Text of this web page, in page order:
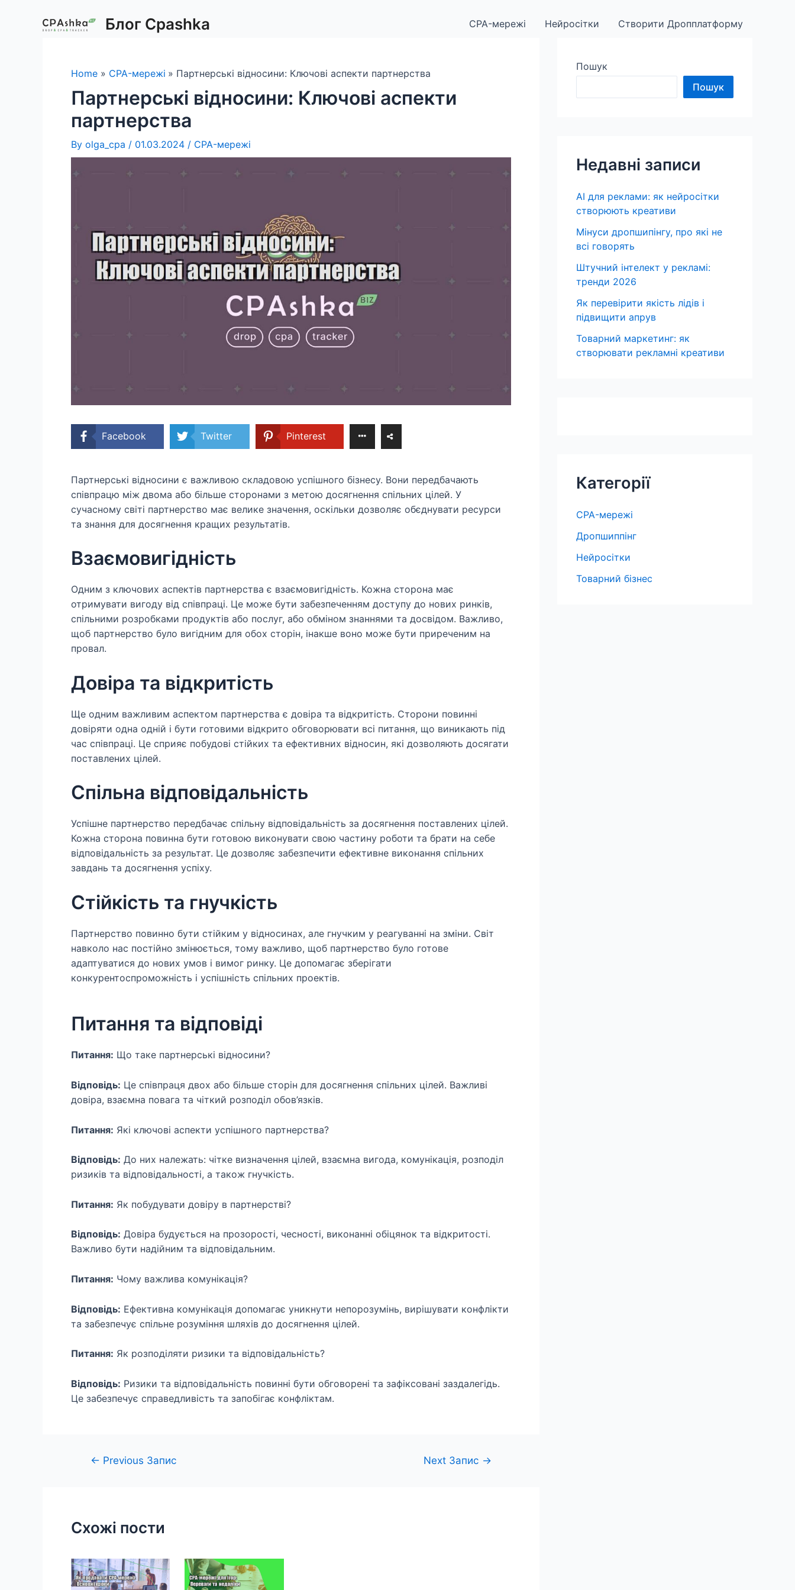
Блог Cpashka CPA-мережі Нейросітки Створити Дропплатформу
Home CPA-мережі Партнерські відносини: Ключові аспекти партнерства
Партнерські відносини: Ключові аспекти
партнерства
By olga_cpa / 01.03.2024 / CPA-мережі
Facebook Twitter Pinterest
Партнерські відносини є важливою складовою успішного бізнесу. Вони передбачають
співпрацю між двома або більше сторонами з метою досягнення спільних цілей. У
сучасному світі партнерство має велике значення, оскільки дозволяє обєднувати ресурси
та знання для досягнення кращих результатів.
Взаємовигідність
Одним з ключових аспектів партнерства є взаємовигідність. Кожна сторона має
отримувати вигоду від співпраці. Це може бути забезпеченням доступу до нових ринків,
спільними розробками продуктів або послуг, або обміном знаннями та досвідом. Важливо,
щоб партнерство було вигідним для обох сторін, інакше воно може бути приреченим на
провал.
Довіра та відкритість
Ще одним важливим аспектом партнерства є довіра та відкритість. Сторони повинні
довіряти одна одній і бути готовими відкрито обговорювати всі питання, що виникають під
час співпраці. Це сприяє побудові стійких та ефективних відносин, які дозволяють досягати
поставлених цілей.
Спільна відповідальність
Успішне партнерство передбачає спільну відповідальність за досягнення поставлених цілей.
Кожна сторона повинна бути готовою виконувати свою частину роботи та брати на себе
відповідальність за результат. Це дозволяє забезпечити ефективне виконання спільних
завдань та досягнення успіху.
Стійкість та гнучкість
Партнерство повинно бути стійким у відносинах, але гнучким у реагуванні на зміни. Світ
навколо нас постійно змінюється, тому важливо, щоб партнерство було готове
адаптуватися до нових умов і вимог ринку. Це допомагає зберігати
конкурентоспроможність і успішність спільних проектів.
Питання та відповіді
Питання: Що таке партнерські відносини?
Відповідь: Це співпраця двох або більше сторін для досягнення спільних цілей. Важливі
довіра, взаємна повага та чіткий розподіл обов’язків.
Питання: Які ключові аспекти успішного партнерства?
Відповідь: До них належать: чітке визначення цілей, взаємна вигода, комунікація, розподіл
ризиків та відповідальності, а також гнучкість.
Питання: Як побудувати довіру в партнерстві?
Відповідь: Довіра будується на прозорості, чесності, виконанні обіцянок та відкритості.
Важливо бути надійним та відповідальним.
Питання: Чому важлива комунікація?
Відповідь: Ефективна комунікація допомагає уникнути непорозумінь, вирішувати конфлікти
та забезпечує спільне розуміння шляхів до досягнення цілей.
Питання: Як розподіляти ризики та відповідальність?
Відповідь: Ризики та відповідальність повинні бути обговорені та зафіксовані заздалегідь.
Це забезпечує справедливість та запобігає конфліктам.
Навігація
← Previous Запис Next Запис →
Схожі пости
Пошук
Пошук
Недавні записи
AI для реклами: як нейросітки
створюють креативи
Мінуси дропшипінгу, про які не
всі говорять
Штучний інтелект у рекламі:
тренди 2026
Як перевірити якість лідів і
підвищити апрув
Товарний маркетинг: як
створювати рекламні креативи
Категорії
CPA-мережі
Дропшиппінг
Нейросітки
Товарний бізнес